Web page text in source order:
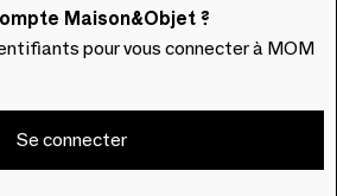
Maison&Objet ?
pour vous connecter à MOM
Se connecter